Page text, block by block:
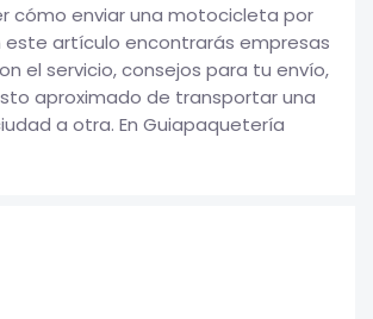
cómo enviar una motocicleta por
artículo encontrarás empresas
el servicio, consejos para tu envío,
aproximado de transportar una
a otra. En Guiapaquetería